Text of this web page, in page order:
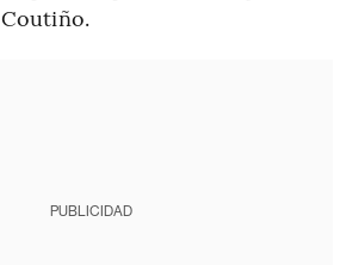
PUBLICIDAD